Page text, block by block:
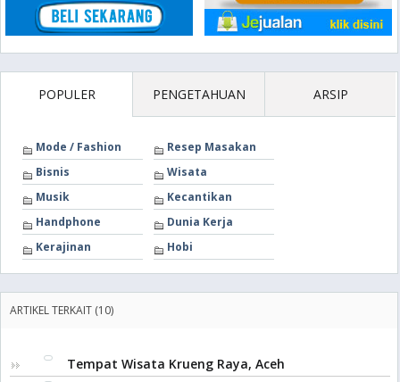
POPULER PENGETAHUAN ARSIP
Mode / Fashion
Resep Masakan
Bisnis
Wisata
Musik
Kecantikan
Handphone
Dunia Kerja
Kerajinan
Hobi
ARTIKEL TERKAIT (10)
Tempat Wisata Krueng Raya, Aceh